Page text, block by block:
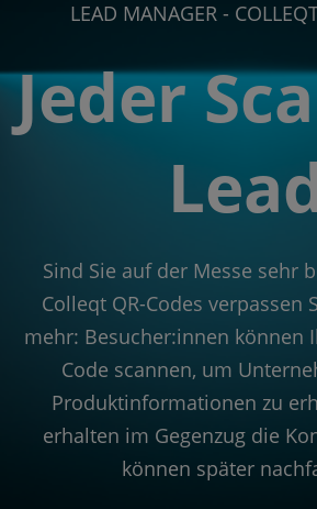
LEAD MANAGER -
Jeder
Sind Sie auf der Messe sehr
Colleqt QR-Codes verpassen
mehr: Besucher:innen können
Code scannen, um
Produktinformationen zu
erhalten im Gegenzug die
können später